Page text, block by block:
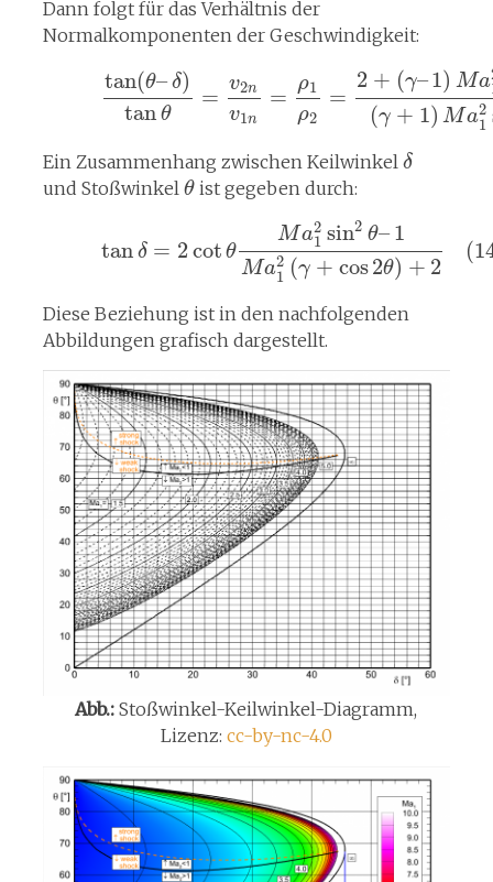
Dann folgt für das Verhältnis der
Normalkomponenten der Geschwindigkeit:
tan(θ–δ)
tan θ
=
v2n
v1n
=
ρ1
ρ2
=
2 + (γ–1) Ma
(γ + 1) Ma2
1
Ein Zusammenhang zwischen Keilwinkel δ
und Stoßwinkel θ ist gegeben durch:
tan δ = 2cot θ
Ma2
1 sin2 θ–1
Ma2
1 (γ + cos2θ) + 2
Diese Beziehung ist in den nachfolgenden
Abbildungen grafisch dargestellt.
Abb.:Stoßwinkel-Keilwinkel-Diagramm,
Lizenz: cc-by-nc-4.0